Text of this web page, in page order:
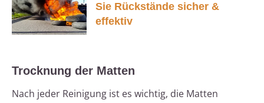
Sie Rückstände sicher &
effektiv
Trocknung der Matten
Nach jeder Reinigung ist es wichtig, die Matten